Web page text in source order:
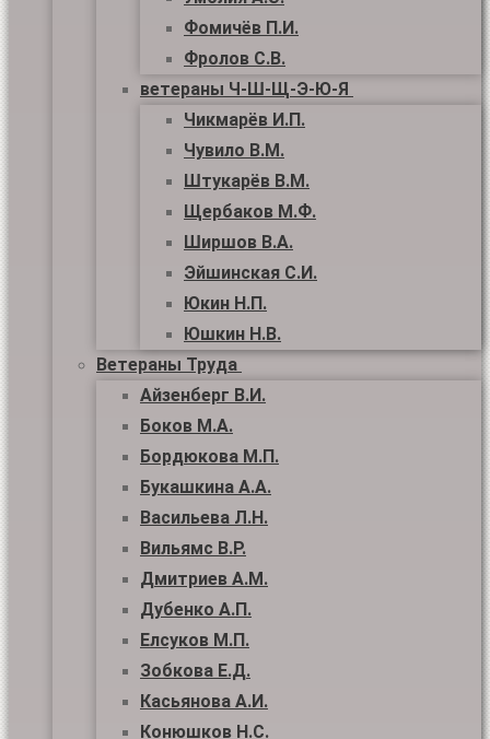
Фомичёв П.И.
Фролов С.В.
ветераны Ч-Ш-Щ-Э-Ю-Я
Чикмарёв И.П.
Чувило В.М.
Штукарёв В.М.
Щербаков М.Ф.
Ширшов В.А.
Эйшинская С.И.
Юкин Н.П.
Юшкин Н.В.
Ветераны Труда
Айзенберг В.И.
Боков М.А.
Бордюкова М.П.
Букашкина А.А.
Васильева Л.Н.
Вильямс В.Р.
Дмитриев А.М.
Дубенко А.П.
Елсуков М.П.
Зобкова Е.Д.
Касьянова А.И.
Конюшков Н.С.